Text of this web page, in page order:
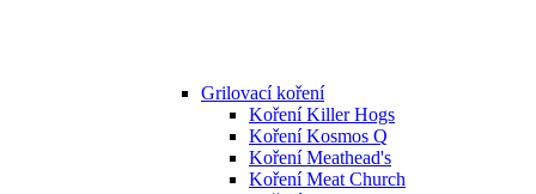
Grilovací koření
Koření Killer Hogs
Koření Kosmos Q
Koření Meathead's
Koření Meat Church